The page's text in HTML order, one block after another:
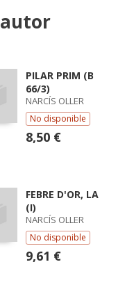
PILAR PRIM (B
66/3)
NARCÍS OLLER
No disponible
8,50 €
FEBRE D'OR, LA
(I)
NARCÍS OLLER
No disponible
9,61 €